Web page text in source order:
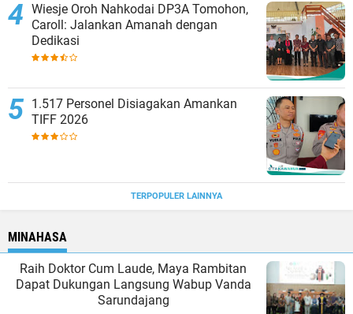
Wiesje Oroh Nahkodai DP3A Tomohon,
Caroll: Jalankan Amanah dengan
Dedikasi
1.517 Personel Disiagakan Amankan
TIFF 2026
TERPOPULER LAINNYA
MINAHASA
Raih Doktor Cum Laude, Maya Rambitan
Dapat Dukungan Langsung Wabup Vanda
Sarundajang